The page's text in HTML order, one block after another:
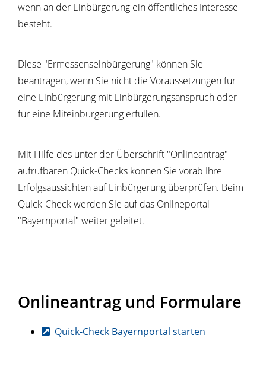
wenn an der Einbürgerung ein öffentliches Interesse
besteht.
Diese "Ermessenseinbürgerung" können Sie
beantragen, wenn Sie nicht die Voraussetzungen für
eine Einbürgerung mit Einbürgerungsanspruch oder
für eine Miteinbürgerung erfüllen.
Mit Hilfe des unter der Überschrift "Onlineantrag"
aufrufbaren Quick-Checks können Sie vorab Ihre
Erfolgsaussichten auf Einbürgerung überprüfen. Beim
Quick-Check werden Sie auf das Onlineportal
"Bayernportal" weiter geleitet.
Onlineantrag und Formulare
Quick-Check Bayernportal starten